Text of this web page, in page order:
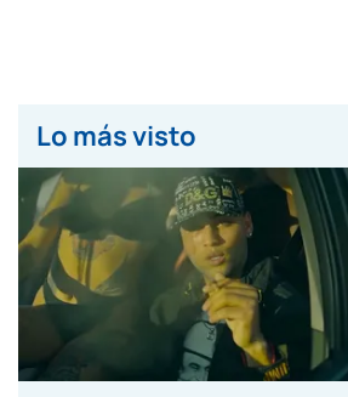
Lo más visto